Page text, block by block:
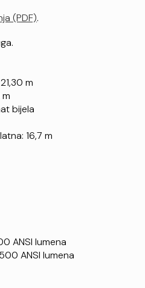
(PDF).
m
bijela
16,7 m
ANSI lumena
ANSI lumena